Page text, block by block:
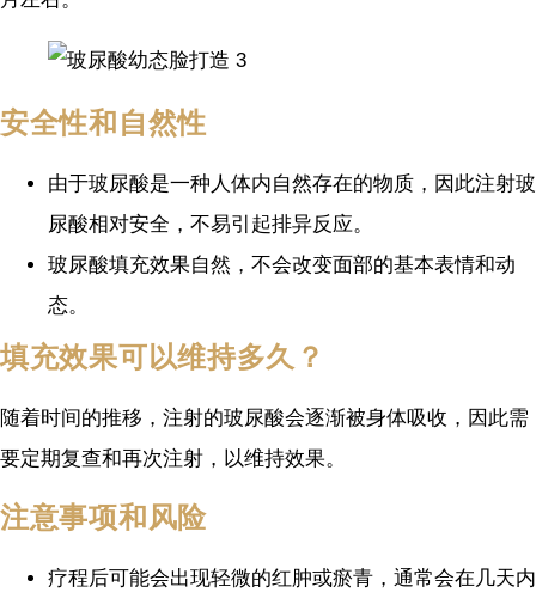
安全性和自然性
由于玻尿酸是一种人体内自然存在的物质，因此注射玻
尿酸相对安全，不易引起排异反应。
玻尿酸填充效果自然，不会改变面部的基本表情和动
态。
填充效果可以维持多久？
随着时间的推移，注射的玻尿酸会逐渐被身体吸收，因此需
要定期复查和再次注射，以维持效果。
注意事项和风险
疗程后可能会出现轻微的红肿或瘀青，通常会在几天内